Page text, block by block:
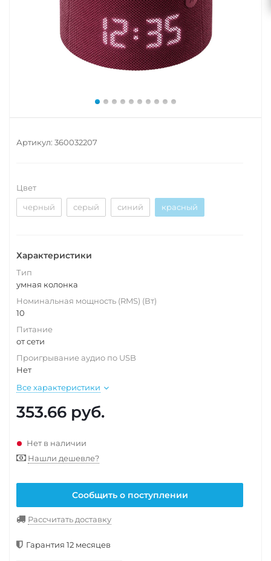
Артикул: 360032207
Цвет
черный
серый синий красный
Характеристики
Тип
умная колонка
Номинальная мощность (RMS) (Вт)
10
Питание
от сети
Проигрывание аудио по USB
Нет
Все характеристики
353.66 руб.
Нет в наличии
Нашли дешевле?
Сообщить о поступлении
Рассчитать доставку
Гарантия 12 месяцев